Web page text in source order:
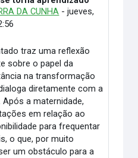
DA CUNHA -jueves,
traz uma reflexão
sobre o papel da
na transformação
diretamente com a
Após a maternidade,
em relação ao
para frequentar
o que, por muito
um obstáculo para a